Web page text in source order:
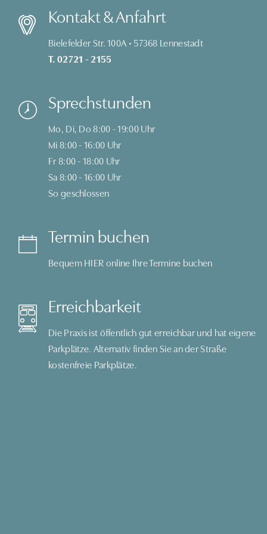
Kontakt & Anfahrt
Bielefelder Str. 100A • 57368 Lennestadt
T. 02721 - 2155
Sprechstunden
Mo, Di, Do 8:00 - 19:00 Uhr
Mi 8:00 - 16:00 Uhr
Fr 8:00 - 18:00 Uhr
Sa 8:00 - 16:00 Uhr
So geschlossen
Termin buchen
Bequem HIER online Ihre Termine buchen
Erreichbarkeit
Die Praxis ist öffentlich gut erreichbar und hat eigene
Parkplätze. Alternativ finden Sie an der Straße
kostenfreie Parkplätze.